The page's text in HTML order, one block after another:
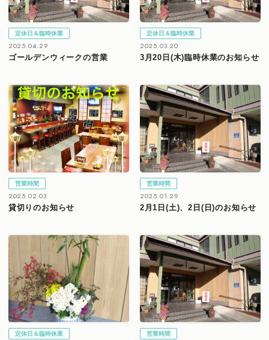
定休日＆臨時休業
2025.04.29
ゴールデンウィークの営業
定休日＆臨時休業
2025.03.20
3月20日(木)臨時休業のお知らせ
営業時間
2025.02.03
貸切りのお知らせ
営業時間
2025.01.29
2月1日(土)、2日(日)のお知らせ
定休日＆臨時休業 営業時間